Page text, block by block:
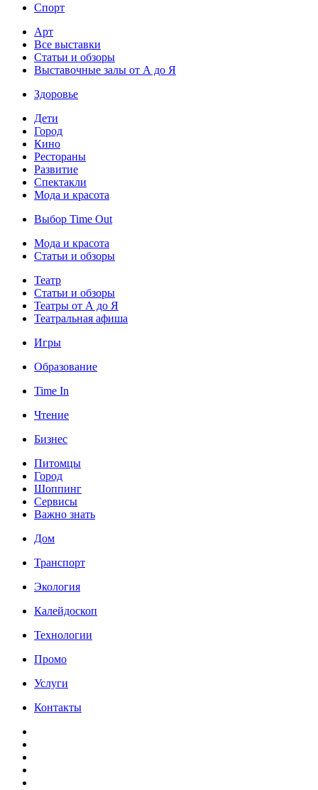
Спорт
Арт
Все выставки
Статьи и обзоры
Выставочные залы от А до Я
Здоровье
Дети
Город
Кино
Рестораны
Развитие
Спектакли
Мода и красота
Выбор Time Out
Мода и красота
Статьи и обзоры
Театр
Статьи и обзоры
Театры от А до Я
Театральная афиша
Игры
Образование
Time In
Чтение
Бизнес
Питомцы
Город
Шоппинг
Сервисы
Важно знать
Дом
Транспорт
Экология
Калейдоскоп
Технологии
Промо
Услуги
Контакты